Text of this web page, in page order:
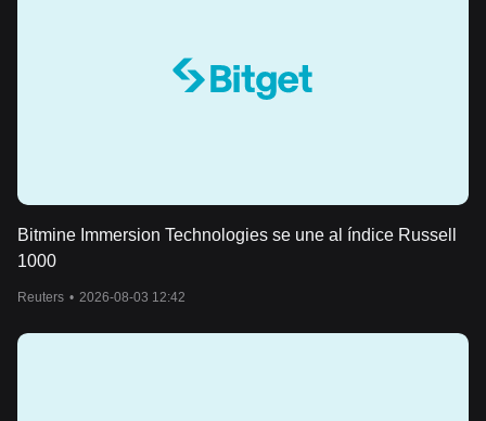
Bitmine Immersion Technologies se une al índice Russell
1000
Reuters • 2026-08-03 12:42